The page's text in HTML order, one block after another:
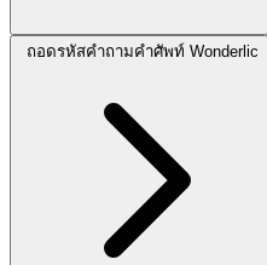
ถอดรหัสคำถามคำศัพท์ Wonderlic